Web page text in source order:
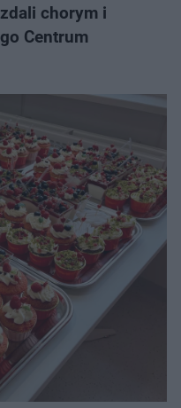
chorym i
Centrum